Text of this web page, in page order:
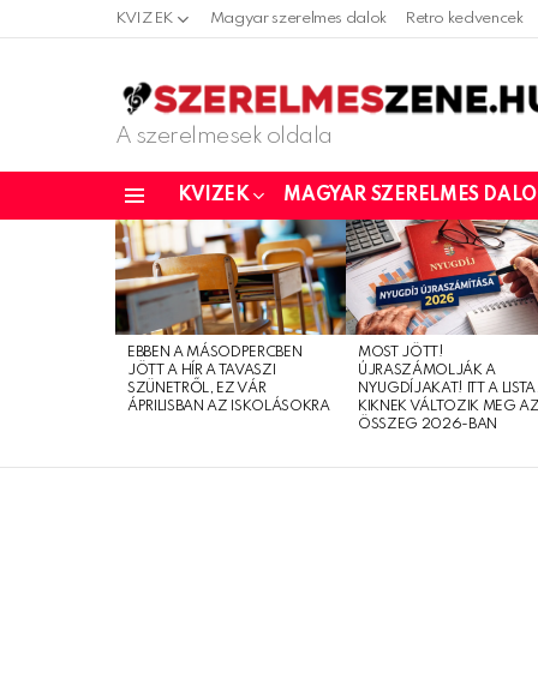
KVIZEK Magyar szerelmes dalok Retro kedvencek
A szerelmesek oldala
KVIZEK MAGYAR SZERELMES
LATEST
STORIES
EBBEN A MÁSODPERCBEN
JÖTT A HÍR A TAVASZI
SZÜNETRŐL, EZ VÁR
ÁPRILISBAN AZ ISKOLÁSOKRA
MOST JÖTT!
ÚJRASZÁMOLJÁK A
NYUGDÍJAKAT! ITT A
KIKNEK VÁLTOZIK MEG
ÖSSZEG 2026-BAN